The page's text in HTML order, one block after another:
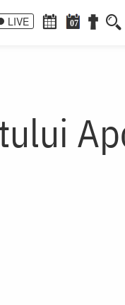
LIVE 07